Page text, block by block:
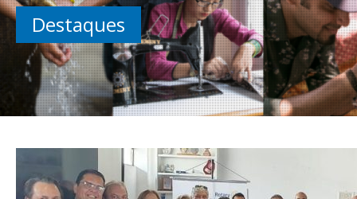
Destaques